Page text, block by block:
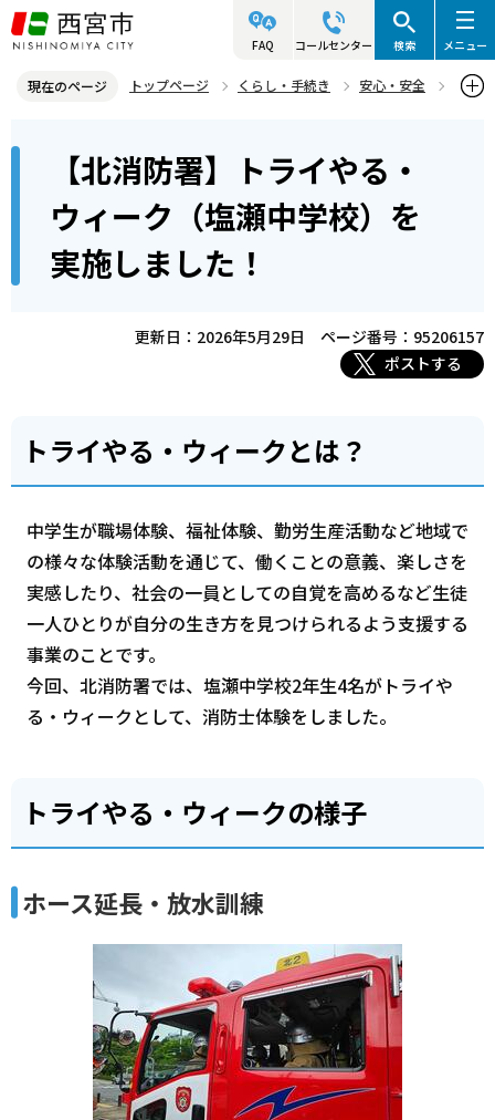
こ
の
ジ
す
FAQ コールセンター 検索 メニュー
現在のページ トップページ くらし・手続き
安心・安全
【北消防署】トライやる・ウィーク（塩瀬中学校）を実施しました！
ら
【北消防署】トライやる・
ウィーク（塩瀬中学校）を
実施しました！
更新日：2026年5月29日
ページ番号：95206157
ポストする
トライやる・ウィークとは？
中学生が職場体験、福祉体験、勤労生産活動など地域で
の様々な体験活動を通じて、働くことの意義、楽しさを
実感したり、社会の一員としての自覚を高めるなど生徒
一人ひとりが自分の生き方を見つけられるよう支援する
事業のことです。
今回、北消防署では、塩瀬中学校2年生4名がトライや
る・ウィークとして、消防士体験をしました。
トライやる・ウィークの様子
ホース延長・放水訓練